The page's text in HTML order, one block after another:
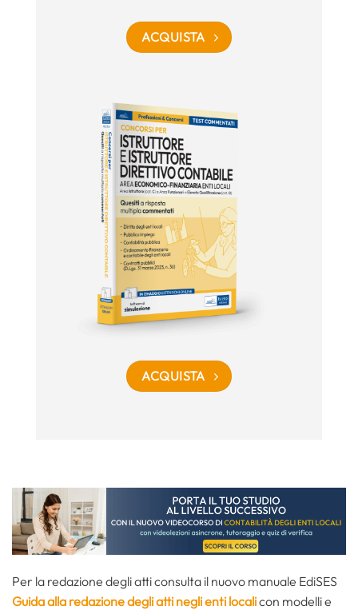
ACQUISTA
ACQUISTA
Per la redazione degli atti consulta il nuovo manuale EdiSES
Guida alla redazione degli atti negli enti localicon modelli e